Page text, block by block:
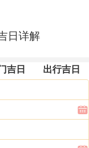
日详解
吉日 出行吉日